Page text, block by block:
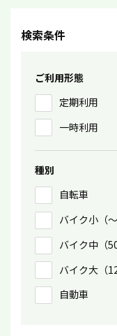
検索条件
ご利用形態
定期利用
一時利用
種別
自転車
バイク小（
バイク中（
バイク大（
自動車